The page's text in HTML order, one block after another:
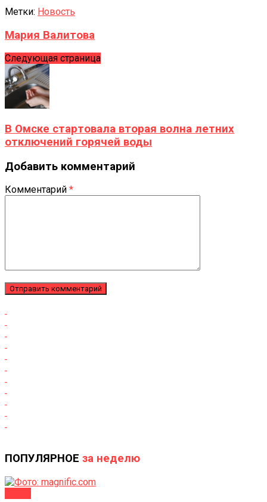
Метки: Новость
Мария Валитова
Следующая страница
В Омске стартовала вторая волна летних
отключений горячей воды
Добавить комментарий
Комментарий *
ПОПУЛЯРНОЕ за неделю